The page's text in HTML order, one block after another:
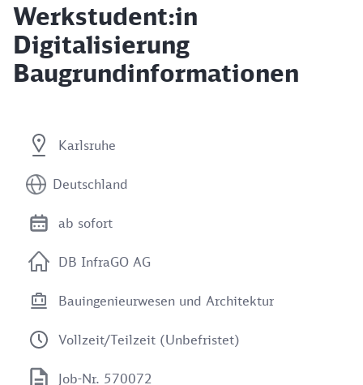
Werkstudent:in
Digitalisierung
Baugrundinformationen
Karlsruhe
Deutschland
ab sofort
DB InfraGO AG
Bauingenieurwesen und Architektur
Vollzeit/Teilzeit (Unbefristet)
Job-Nr. 570072